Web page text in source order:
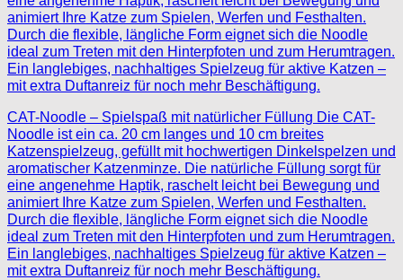
CAT-Noodle – Spielspaß mit natürlicher Füllung Die CAT-
Noodle ist ein ca. 20 cm langes und 10 cm breites
Katzenspielzeug, gefüllt mit hochwertigen Dinkelspelzen und
aromatischer Katzenminze. Die natürliche Füllung sorgt für
eine angenehme Haptik, raschelt leicht bei Bewegung und
animiert Ihre Katze zum Spielen, Werfen und Festhalten.
Durch die flexible, längliche Form eignet sich die Noodle
ideal zum Treten mit den Hinterpfoten und zum Herumtragen.
Ein langlebiges, nachhaltiges Spielzeug für aktive Katzen –
mit extra Duftanreiz für noch mehr Beschäftigung.